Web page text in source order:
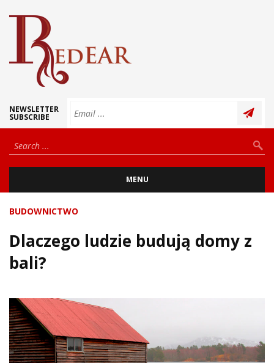
NEWSLETTER
SUBSCRIBE
MENU
BUDOWNICTWO
Dlaczego ludzie budują domy z
bali?